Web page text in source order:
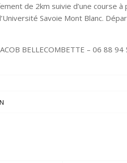
de 2km suivie d’une course à
Savoie Mont Blanc.
BELLECOMBETTE – 06 88 94